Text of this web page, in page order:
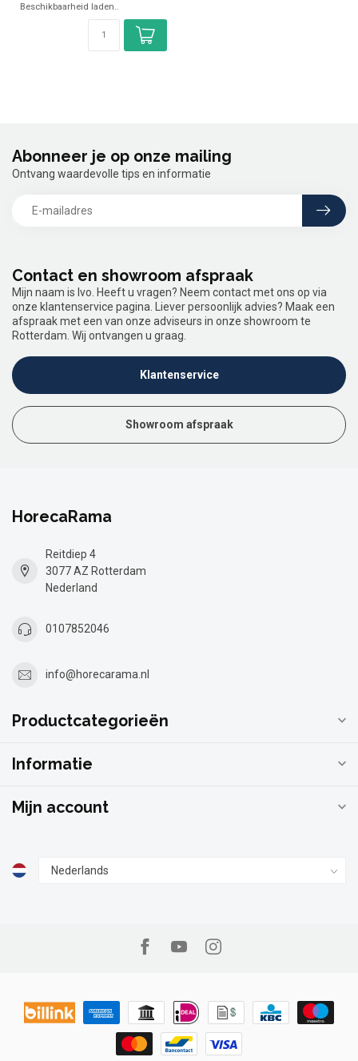
Beschikbaarheid laden..
Contact en showroom afspraak
Mijn naam is Ivo. Heeft u vragen? Neem contact met ons op via
onze klantenservice pagina. Liever persoonlijk advies? Maak een
afspraak met een van onze adviseurs in onze showroom te
Rotterdam. Wij ontvangen u graag.
Klantenservice
Showroom afspraak
Abonneer je op onze mailing
Ontvang waardevolle tips en informatie
HorecaRama
Reitdiep 4
3077 AZ Rotterdam
Nederland
0107852046
info@horecarama.nl
Productcategorieën
Informatie
Mijn account